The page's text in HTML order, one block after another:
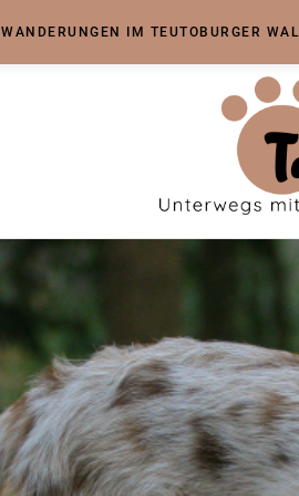
WANDERUNGEN IM TEUTOBURGER